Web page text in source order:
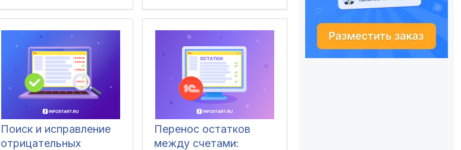
(в т.ч прикрепление
сканов к документам)
для УТ 11 (все), ERP 2,
КА 2, Розница 2, УНФ
1.6/3.0, БП 3, ЗУП 3
Поиск и исправление
отрицательных
Перенос остатков
между счетами: